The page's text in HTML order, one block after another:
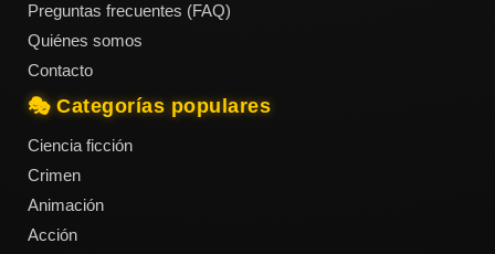
Preguntas frecuentes (FAQ)
Quiénes somos
Contacto
🎭 Categorías populares
Ciencia ficción
Crimen
Animación
Acción